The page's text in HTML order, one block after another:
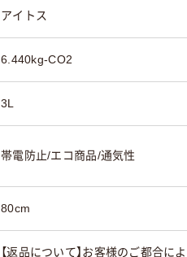
アイトス
6.440kg-CO2
3L
帯電防止/エコ商品/通気性
80cm
【返品について】お客様のご都合に